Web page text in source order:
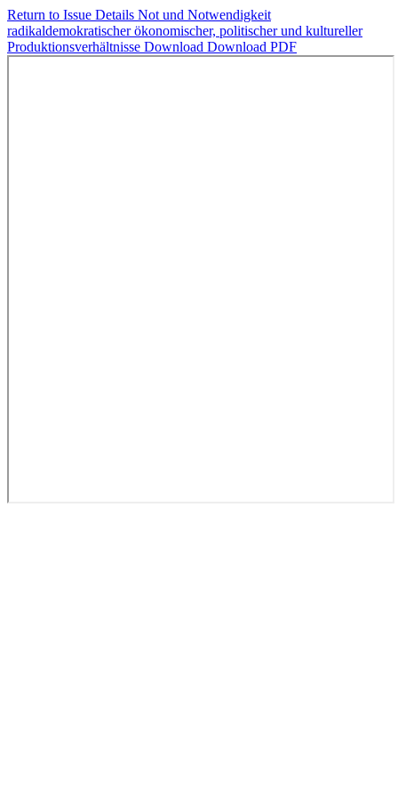
Return to Issue Details Not und Notwendigkeit
radikaldemokratischer ökonomischer, politischer und kultureller
Produktionsverhältnisse Download Download PDF